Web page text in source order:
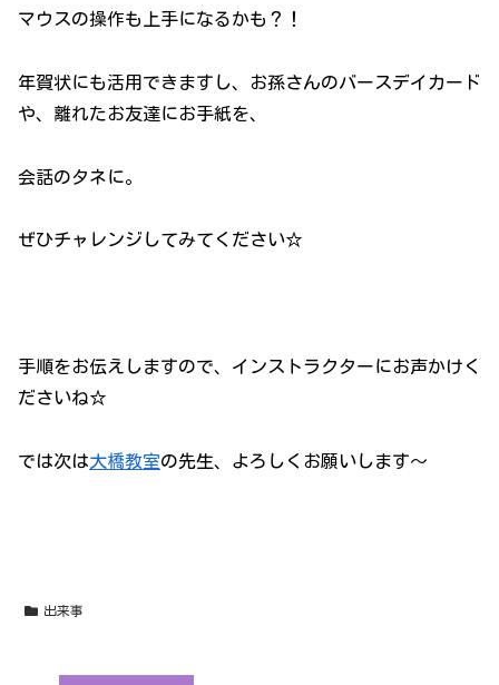
マウスの操作も上手になるかも？！
年賀状にも活用できますし、お孫さんのバースデイカード
や、離れたお友達にお手紙を、
会話のタネに。
ぜひチャレンジしてみてください☆
手順をお伝えしますので、インストラクターにお声かけく
ださいね☆
では次は大橋教室の先生、よろしくお願いします～
出来事